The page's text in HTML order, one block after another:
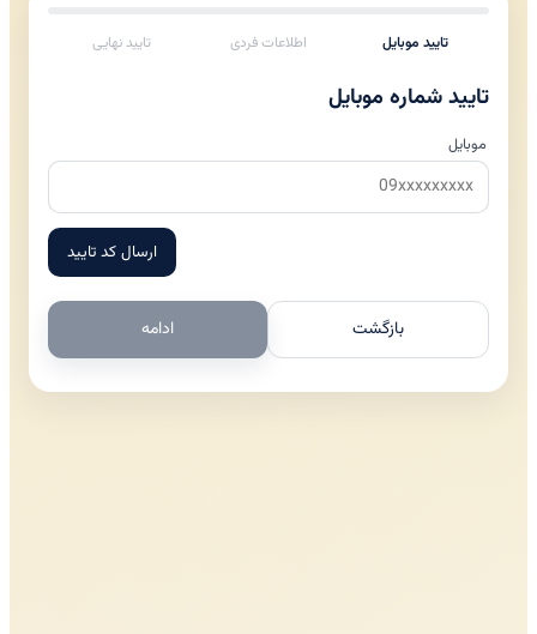
تایید موبایل اطلاعات فردی تایید نهایی
تایید شماره موبایل
موبایل
ارسال کد تایید
بازگشت ادامه